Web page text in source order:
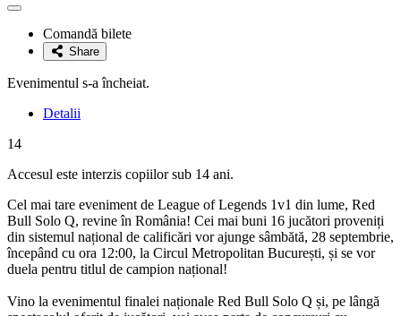
Adaugă
favoriteComandă bilete
Share
Evenimentul s-a încheiat.
Detalii
14
Accesul este interzis copiilor sub 14 ani.
Cel mai tare eveniment de League of Legends 1v1 din lume, Red
Bull Solo Q, revine în România! Cei mai buni 16 jucători proveniți
din sistemul național de calificări vor ajunge sâmbătă, 28 septembrie,
începând cu ora 12:00, la Circul Metropolitan București, și se vor
duela pentru titlul de campion național!
Vino la evenimentul finalei naționale Red Bull Solo Q și, pe lângă